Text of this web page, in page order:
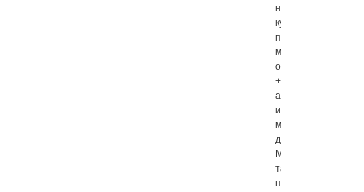
на
кухне
парогенератором,
мытье
окон
+
альпинист
и
многое
другое.
Мы
также
предлагаем